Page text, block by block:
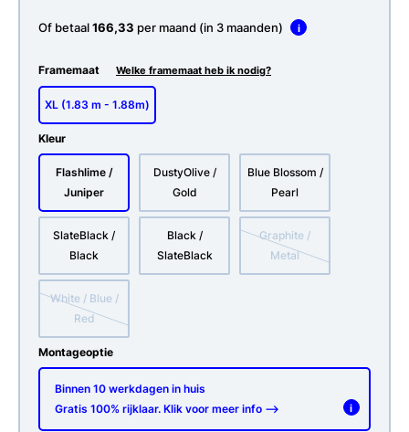
Of betaal166,33 per maand (in 3 maanden) i
Framemaat Welke framemaat heb ik nodig?
XL (1.83 m - 1.88m)
Kleur
Flashlime /
Juniper
DustyOlive /
Gold
Blue Blossom /
Pearl
SlateBlack /
Black
Black /
SlateBlack
Graphite /
Metal
White / Blue /
Red
Montageoptie
Binnen 10 werkdagen in huis
Gratis 100% rijklaar. Klik voor meer info -->
i